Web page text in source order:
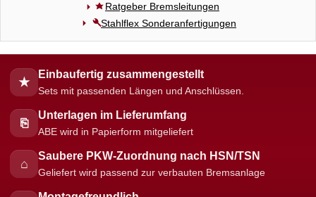
Ratgeber Bremsleitungen
Stahlflex Sonderanfertigungen
★
Einbaufertig zusammengestellt
Sets mit passenden Längen und Anschlüssen.
⎘
Unterlagen im Lieferumfang
ABE wird in Papierform mitgeliefert
⌂
Saubere PKW-Zuordnung nach HSN/TSN
Geliefert wird passend zur verbauten Bremsanlage